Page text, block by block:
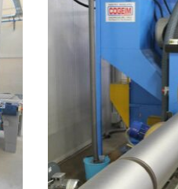
olej, gaz, ropa)